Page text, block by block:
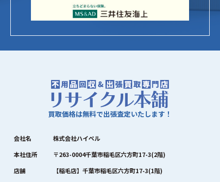
買取価格は無料で出張査定いたします！
会社名
株式会社ハイペル
本社住所
〒263-0004千葉市稲毛区六方町17-3(2階)
店舗
【稲毛店】千葉市稲毛区六方町17-3(1階)